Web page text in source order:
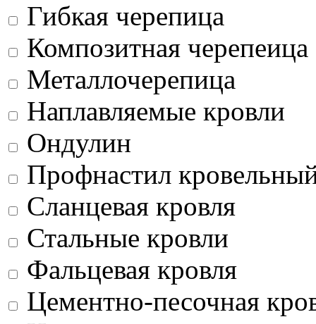
Гибкая черепица
Композитная черепеица
Металлочерепица
Наплавляемые кровли
Ондулин
Профнастил
Сланцевая кровля
Стальные кровли
Фальцевая кровля
Цементно-песочная